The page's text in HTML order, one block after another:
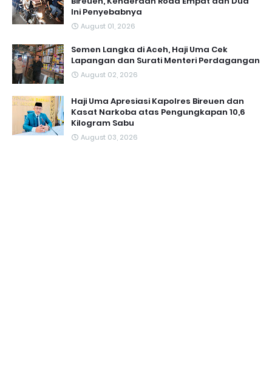
Ini Penyebabnya
August 01, 2026
Semen Langka di Aceh, Haji Uma Cek
Lapangan dan Surati Menteri Perdagangan
August 02, 2026
Haji Uma Apresiasi Kapolres Bireuen dan
Kasat Narkoba atas Pengungkapan 10,6
Kilogram Sabu
August 03, 2026